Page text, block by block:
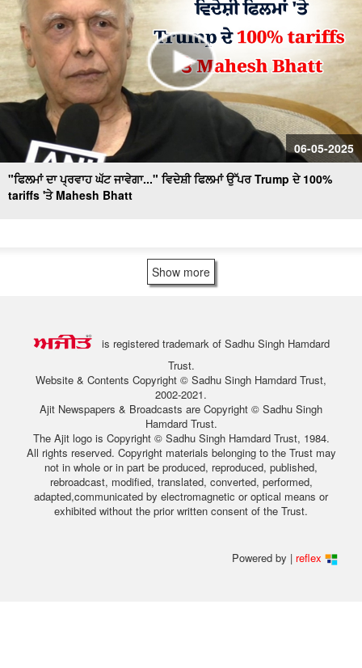
06-05-2025
"ਫਿਲਮਾਂ ਦਾ ਪ੍ਰਵਾਹ ਘੱਟ ਜਾਵੇਗਾ..." ਵਿਦੇਸ਼ੀ ਫਿਲਮਾਂ ਉੱਪਰ Trump ਦੇ 100%
tariffs 'ਤੇ Mahesh Bhatt
Show more
is registered trademark of Sadhu Singh Hamdard
Trust.
Website & Contents Copyright © Sadhu Singh Hamdard Trust,
2002-2021.
Ajit Newspapers & Broadcasts are Copyright © Sadhu Singh
Hamdard Trust.
The Ajit logo is Copyright © Sadhu Singh Hamdard Trust, 1984.
All rights reserved. Copyright materials belonging to the Trust may
not in whole or in part be produced, reproduced, published,
rebroadcast, modified, translated, converted, performed,
adapted,communicated by electromagnetic or optical means or
exhibited without the prior written consent of the Trust.
Powered by | reflex